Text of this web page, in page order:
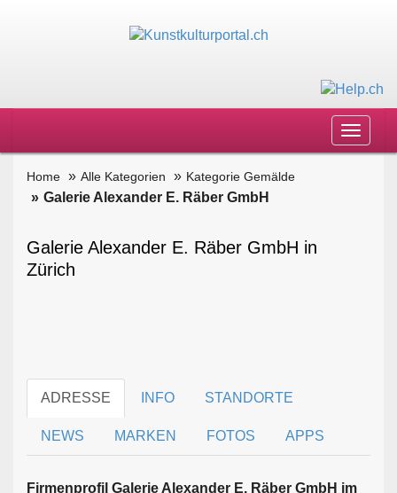
Toggle
Home Alle Kategorien Kategorie Gemälde
Galerie Alexander E. Räber GmbH
Galerie Alexander E. Räber GmbH in
Zürich
ADRESSE INFO STANDORTE
NEWS MARKEN FOTOS APPS
Firmen­profil Galerie Alexander E. Räber GmbH im